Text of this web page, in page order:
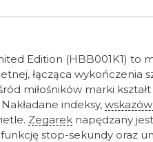
Edition (HBB001K1) to
łącząca
miłośników marki
indeksy,
Zegarek napędzany
stop-sekundy oraz